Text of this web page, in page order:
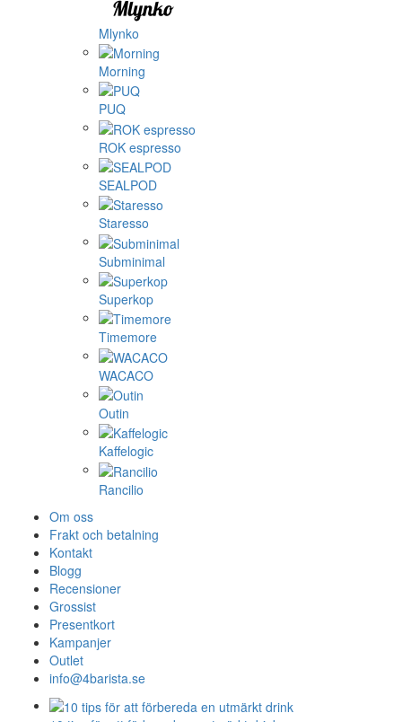
Mlynko
Morning
PUQ
ROK espresso
SEALPOD
Staresso
Subminimal
Superkop
Timemore
WACACO
Outin
Kaffelogic
Rancilio
Om oss
Frakt och betalning
Kontakt
Blogg
Recensioner
Grossist
Presentkort
Kampanjer
Outlet
info@4barista.se